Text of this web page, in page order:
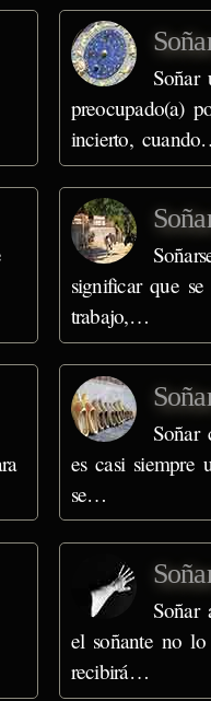
Soñar
preocupado(a)
incierto,
significar que
trabajo,…
Soñar
es casi siempre
se…
Soñar
el soñante no
recibirá…